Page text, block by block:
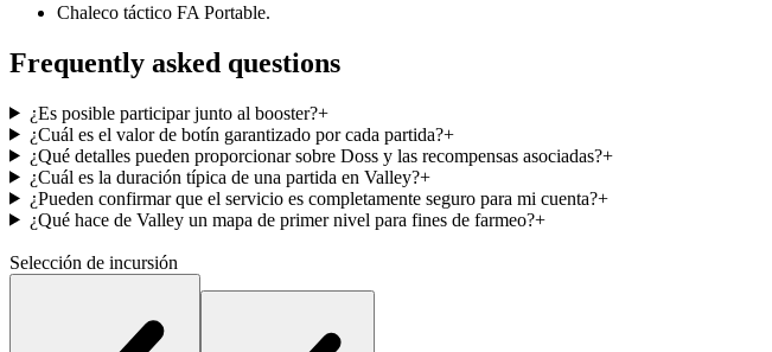
Chaleco táctico FA Portable.
Frequently asked questions
¿Es posible participar junto al booster?+
¿Cuál es el valor de botín garantizado por cada partida?+
¿Qué detalles pueden proporcionar sobre Doss y las recompensas asociadas?+
¿Cuál es la duración típica de una partida en Valley?+
¿Pueden confirmar que el servicio es completamente seguro para mi cuenta?+
¿Qué hace de Valley un mapa de primer nivel para fines de farmeo?+
Selección de incursión